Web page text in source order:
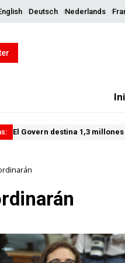
Deutsch Nederlands
El Govern destina 1,3